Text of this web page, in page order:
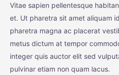
Vitae sapien pellentesque
et. Ut pharetra sit amet aliquam
pharetra magna ac placerat
metus dictum at tempor
integer quis auctor elit sed
pulvinar etiam non quam lacus.